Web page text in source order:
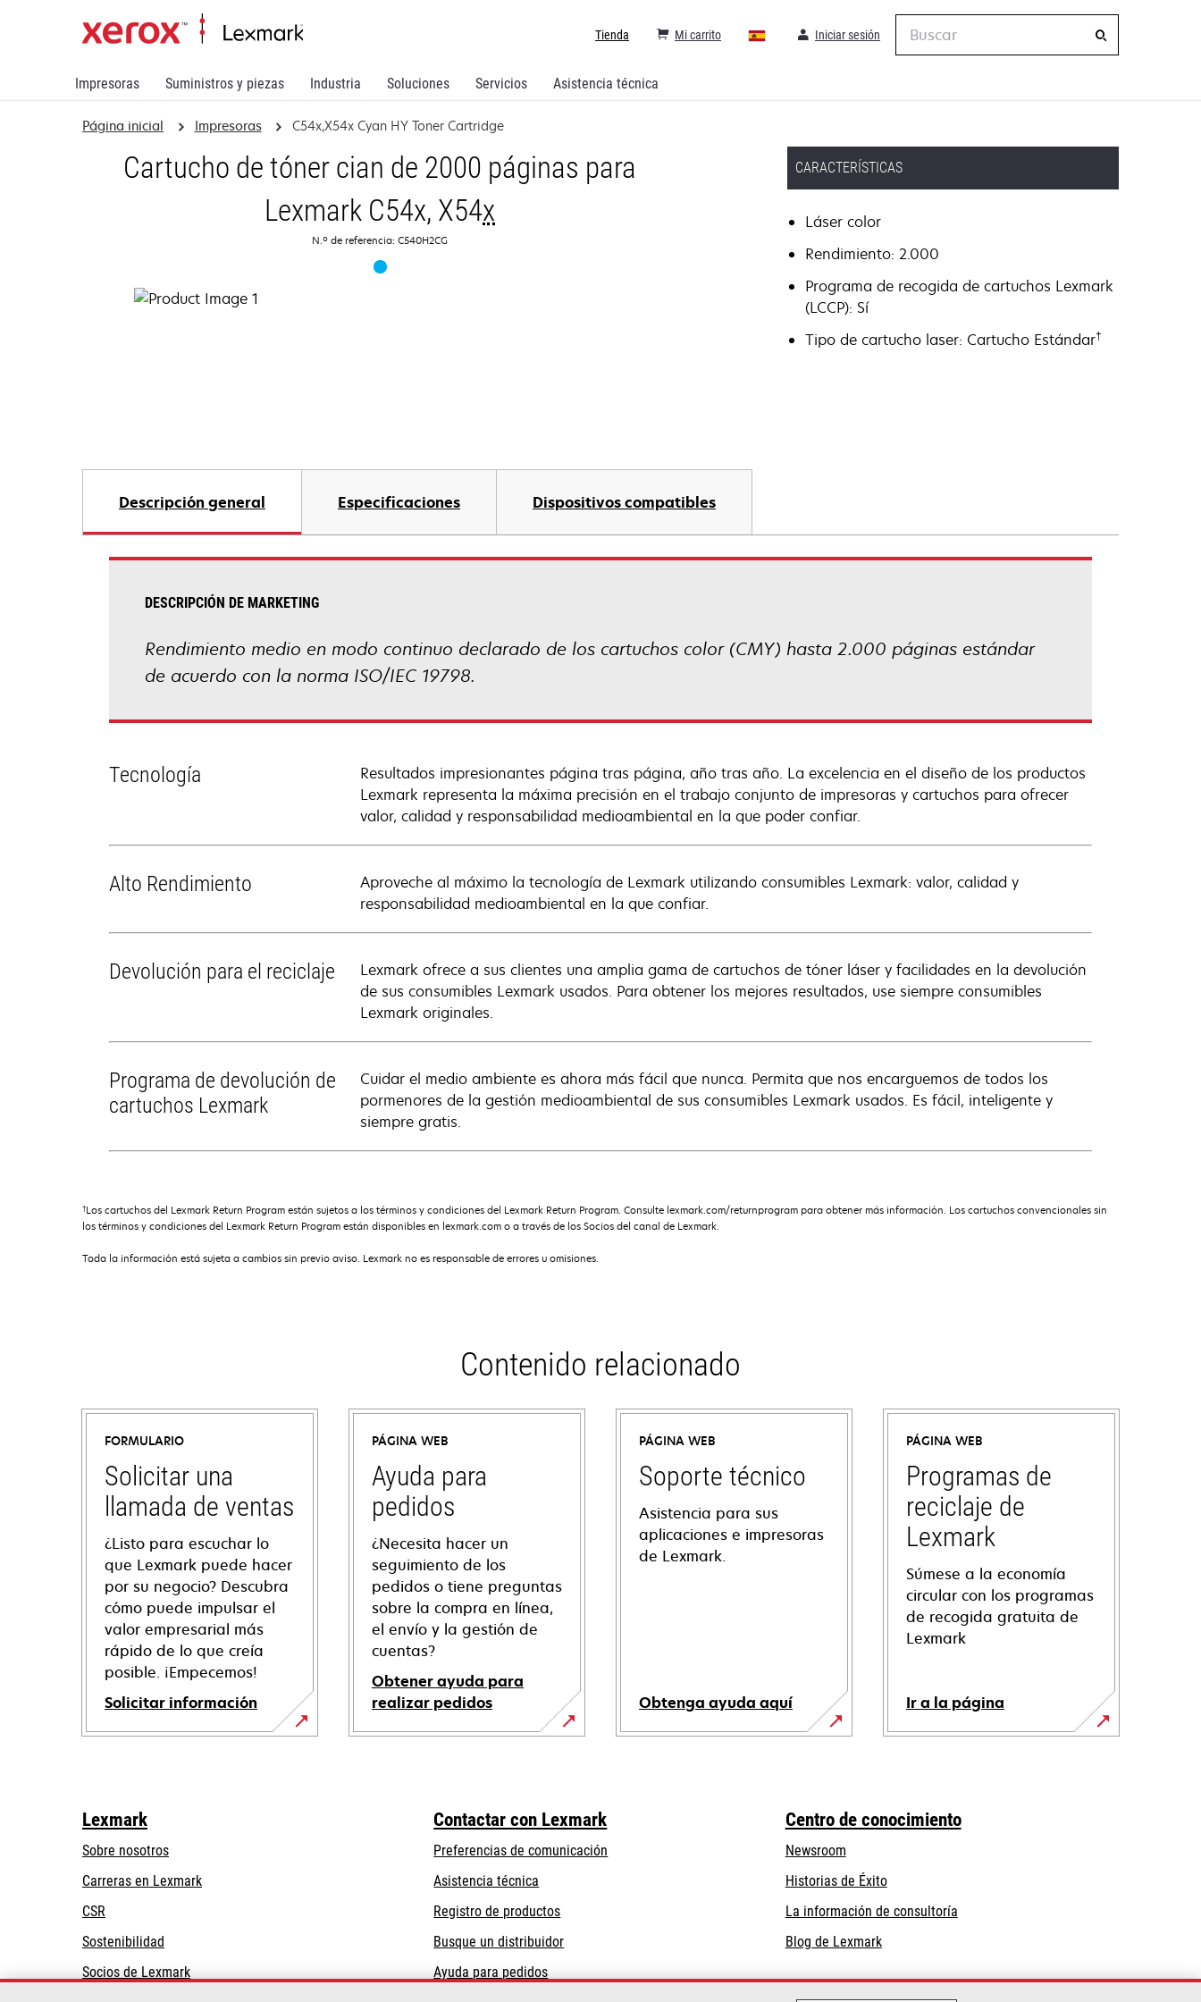
Impresoras Suministros y piezas Industria Soluciones Servicios Asistencia técnica
Tienda Iniciar sesión
Mi carrito
Página inicial Impresoras C54x,X54x Cyan HY Toner Cartridge
Cartucho de tóner cian de 2000 páginas para
Lexmark C54x, X54x
N.º de referencia: C540H2CG
CARACTERÍSTICAS
Láser color
Rendimiento: 2.000
Programa de recogida de cartuchos Lexmark
(LCCP): Sí
Tipo de cartucho laser: Cartucho Estándar†
Descripción general Especificaciones Dispositivos compatibles
DESCRIPCIÓN DE MARKETING
Rendimiento medio en modo continuo declarado de los cartuchos color (CMY) hasta 2.000 páginas estándar
de acuerdo con la norma ISO/IEC 19798.
Tecnología
Resultados impresionantes página tras página, año tras año. La excelencia en el diseño de los productos
Lexmark representa la máxima precisión en el trabajo conjunto de impresoras y cartuchos para ofrecer
valor, calidad y responsabilidad medioambiental en la que poder confiar.
Alto Rendimiento
Aproveche al máximo la tecnología de Lexmark utilizando consumibles Lexmark: valor, calidad y
responsabilidad medioambiental en la que confiar.
Devolución para el reciclaje
Lexmark ofrece a sus clientes una amplia gama de cartuchos de tóner láser y facilidades en la devolución
de sus consumibles Lexmark usados. Para obtener los mejores resultados, use siempre consumibles
Lexmark originales.
Programa de devolución de
cartuchos Lexmark
Cuidar el medio ambiente es ahora más fácil que nunca. Permita que nos encarguemos de todos los
pormenores de la gestión medioambiental de sus consumibles Lexmark usados. Es fácil, inteligente y
siempre gratis.
†Los cartuchos del Lexmark Return Program están sujetos a los términos y condiciones del Lexmark Return Program. Consulte lexmark.com/returnprogram para obtener más información. Los cartuchos convencionales sin
los términos y condiciones del Lexmark Return Program están disponibles en lexmark.com o a través de los Socios del canal de Lexmark.
Toda la información está sujeta a cambios sin previo aviso. Lexmark no es responsable de errores u omisiones.
Contenido relacionado
FORMULARIO
Solicitar una
llamada de ventas
¿Listo para escuchar lo
que Lexmark puede hacer
por su negocio? Descubra
cómo puede impulsar el
valor empresarial más
rápido de lo que creía
posible. ¡Empecemos!
Solicitar información
PÁGINA WEB
Ayuda para
pedidos
¿Necesita hacer un
seguimiento de los
pedidos o tiene preguntas
sobre la compra en línea,
el envío y la gestión de
cuentas?
Obtener ayuda para
realizar pedidos
PÁGINA WEB
Soporte técnico
Asistencia para sus
aplicaciones e impresoras
de Lexmark.
Obtenga ayuda aquí
se
PÁGINA WEB
Programas de
reciclaje de
Lexmark
Súmese a la economía
circular con los programas
de recogida gratuita de
Lexmark
Ir a la página
Lexmark
Sobre nosotros
Carreras en Lexmark
CSR
Sostenibilidad
Socios de Lexmark
Contactar con Lexmark
Preferencias de comunicación
se
abre
en
una
pestaña
nueva
Asistencia técnica
en
una
pestaña
nueva
Registro de productos
Busque un distribuidor
Ayuda para pedidos
Centro de conocimiento
Newsroom
Historias de Éxito
La información de consultoría
Blog de Lexmark